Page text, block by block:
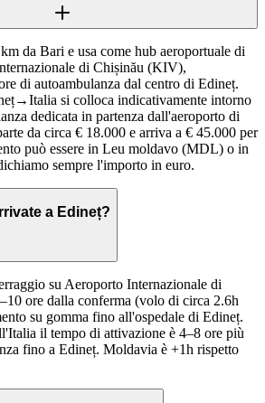
da Bari e usa come hub aeroportuale di
di Chișinău (KIV),
di autoambulanza dal centro di Edineț.
si colloca indicativamente intorno
dedicata in partenza dall'aeroporto di
da circa € 18.000 e arriva a € 45.000 per
può essere in Leu moldavo (MDL) o in
sempre l'importo in euro.
a Edineț?
su Aeroporto Internazionale di
ore dalla conferma (volo di circa 2.6h
su gomma fino all'ospedale di Edineț.
il tempo di attivazione è 4–8 ore più
fino a Edineț. Moldavia è +1h rispetto